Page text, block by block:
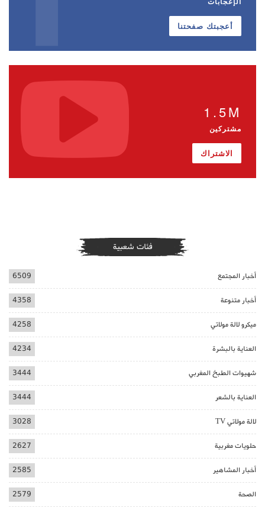
أعجبتك صفحتنا
1.5M
مشتركين
الاشتراك
فئات شعبية
أخبار المجتمع 6509
أخبار متنوعة 4358
ميكرو لالة مولاتي 4258
العناية بالبشرة 4234
شهيوات الطبخ المغربي 3444
العناية بالشعر 3444
لالة مولاتي TV 3028
حلويات مغربية 2627
أخبار المشاهير 2585
الصحة 2579